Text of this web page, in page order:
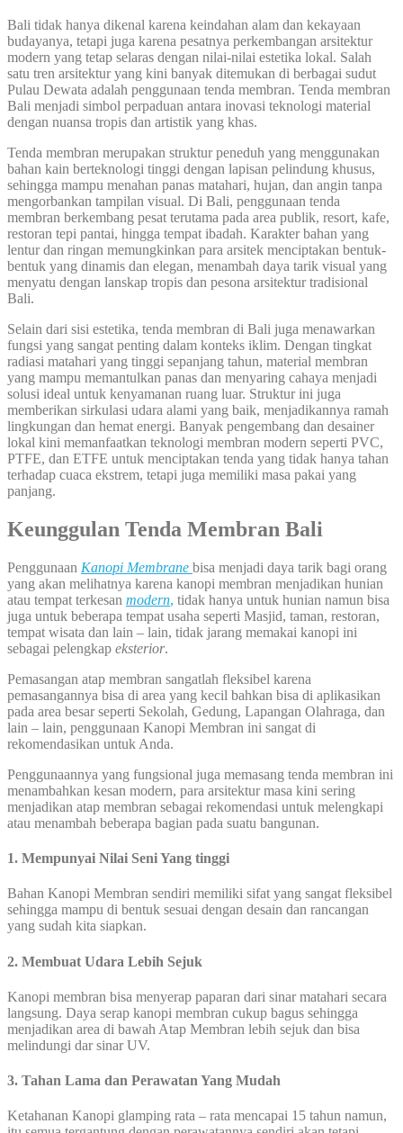
Bali tidak hanya dikenal karena keindahan alam dan kekayaan
budayanya, tetapi juga karena pesatnya perkembangan arsitektur
modern yang tetap selaras dengan nilai-nilai estetika lokal. Salah
satu tren arsitektur yang kini banyak ditemukan di berbagai sudut
Pulau Dewata adalah penggunaan tenda membran. Tenda membran
Bali menjadi simbol perpaduan antara inovasi teknologi material
dengan nuansa tropis dan artistik yang khas.
Tenda membran merupakan struktur peneduh yang menggunakan
bahan kain berteknologi tinggi dengan lapisan pelindung khusus,
sehingga mampu menahan panas matahari, hujan, dan angin tanpa
mengorbankan tampilan visual. Di Bali, penggunaan tenda
membran berkembang pesat terutama pada area publik, resort, kafe,
restoran tepi pantai, hingga tempat ibadah. Karakter bahan yang
lentur dan ringan memungkinkan para arsitek menciptakan bentuk-
bentuk yang dinamis dan elegan, menambah daya tarik visual yang
menyatu dengan lanskap tropis dan pesona arsitektur tradisional
Bali.
Selain dari sisi estetika, tenda membran di Bali juga menawarkan
fungsi yang sangat penting dalam konteks iklim. Dengan tingkat
radiasi matahari yang tinggi sepanjang tahun, material membran
yang mampu memantulkan panas dan menyaring cahaya menjadi
solusi ideal untuk kenyamanan ruang luar. Struktur ini juga
memberikan sirkulasi udara alami yang baik, menjadikannya ramah
lingkungan dan hemat energi. Banyak pengembang dan desainer
lokal kini memanfaatkan teknologi membran modern seperti PVC,
PTFE, dan ETFE untuk menciptakan tenda yang tidak hanya tahan
terhadap cuaca ekstrem, tetapi juga memiliki masa pakai yang
panjang.
Keunggulan Tenda Membran Bali
Penggunaan Kanopi Membrane bisa menjadi daya tarik bagi orang
yang akan melihatnya karena kanopi membran menjadikan hunian
atau tempat terkesan modern, tidak hanya untuk hunian namun bisa
juga untuk beberapa tempat usaha seperti Masjid, taman, restoran,
tempat wisata dan lain – lain, tidak jarang memakai kanopi ini
sebagai pelengkap eksterior.
Pemasangan atap membran sangatlah fleksibel karena
pemasangannya bisa di area yang kecil bahkan bisa di aplikasikan
pada area besar seperti Sekolah, Gedung, Lapangan Olahraga, dan
lain – lain, penggunaan Kanopi Membran ini sangat di
rekomendasikan untuk Anda.
Penggunaannya yang fungsional juga memasang tenda membran ini
menambahkan kesan modern, para arsitektur masa kini sering
menjadikan atap membran sebagai rekomendasi untuk melengkapi
atau menambah beberapa bagian pada suatu bangunan.
1. Mempunyai Nilai Seni Yang tinggi
Bahan Kanopi Membran sendiri memiliki sifat yang sangat fleksibel
sehingga mampu di bentuk sesuai dengan desain dan rancangan
yang sudah kita siapkan.
2. Membuat Udara Lebih Sejuk
Kanopi membran bisa menyerap paparan dari sinar matahari secara
langsung. Daya serap kanopi membran cukup bagus sehingga
menjadikan area di bawah Atap Membran lebih sejuk dan bisa
melindungi dar sinar UV.
3. Tahan Lama dan Perawatan Yang Mudah
Ketahanan Kanopi glamping rata – rata mencapai 15 tahun namun,